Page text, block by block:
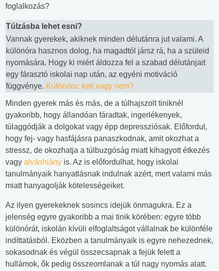
foglalkozás?
Túlzásba lehet esni?
Vannak gyerekek, akiknek minden délutánra jut valami. A
különóra hasznos dolog, ha magadtól jársz rá, ha a szüleid
nyomására. Hogy ki miért áldozza fel a szabad délutánjait
egy fárasztó iskolai nap után, az egyéni motiváció
függvénye. Különóra: kell vagy nem?
Minden gyerek más és más, de a túlhajszolt tiniknél
gyakoribb, hogy állandóan fáradtak, ingerlékenyek,
túlaggódják a dolgokat vagy épp depressziósak. Előfordul,
hogy fej- vagy hasfájásra panaszkodnak, amit okozhat a
stressz, de okozhatja a túlbuzgóság miatt kihagyott étkezés
vagy alváshiány is. Az is előfordulhat, hogy iskolai
tanulmányaik hanyatlásnak indulnak azért, mert valami más
miatt hanyagolják kötelességeiket.
Az ilyen gyerekeknek sosincs idejük önmagukra. Ez a
jelenség egyre gyakoribb a mai tinik körében: egyre több
különórát, iskolán kívüli elfoglaltságot vállalnak be különféle
indíttatásból. Eközben a tanulmányaik is egyre nehezednek,
sokasodnak és végül összecsapnak a fejük felett a
hullámok, ők pedig összeomlanak a túl nagy nyomás alatt.